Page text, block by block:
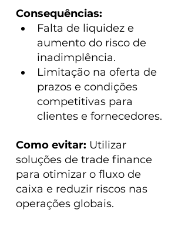
Consequências:
Falta de liquidez e
aumento do risco de
inadimplência.
Limitação na oferta de
prazos e condições
competitivas para
clientes e fornecedores.
Como evitar: Utilizar
soluções de trade finance
para otimizar o fluxo de
caixa e reduzir riscos nas
operações globais.